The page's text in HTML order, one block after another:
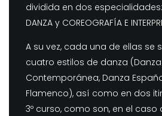
dividida en dos especialidades:
DANZA y COREOGRAFÍA E
A su vez, cada una de ellas se
cuatro estilos de danza
Contemporánea, Danza
Flamenco), así como en dos
3º curso, como son, en el